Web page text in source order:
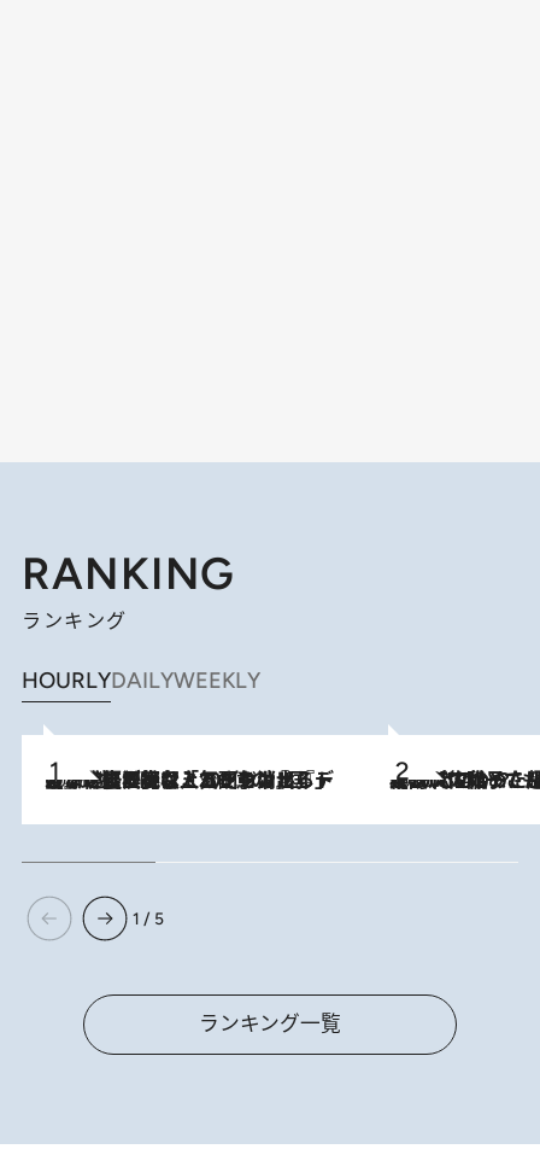
RANKING
ランキング
HOURLYDAILYWEEKLY
2026.8.5
【なぜ吉沢亮は「気配を消せる」のか？】興行収入208億の『国宝』を経て挑むミュージカル『ディア・エヴァン・ハンセン』。トップ俳優が舞台上でさらけ出した“孤独”とは 2026.8.5
【阿川佐和子さんの年とる力】なぜ70代で始めた趣味は“こんなに楽しい”のか？ ピアノ、俳句…スランプに陥っても続けられる“ある秘訣”とは
1 / 5
ランキング一覧